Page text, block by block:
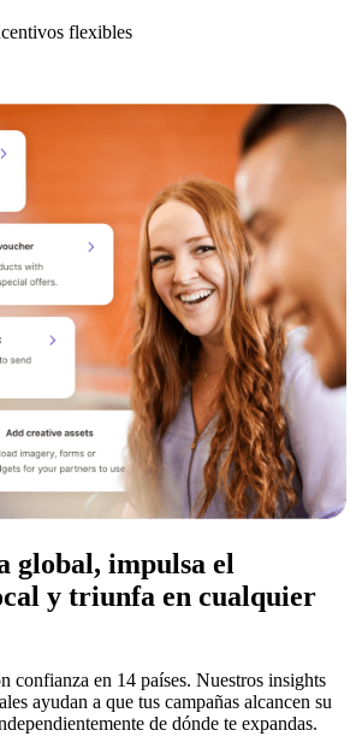
flexibles
global, impulsa el
y triunfa en cualquier
confianza en 14 países. Nuestros insights
ayudan a que tus campañas alcancen su
de dónde te expandas.